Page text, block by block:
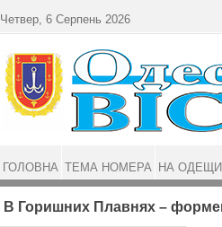
В Горишних Плавнях –
Четвер, 6 Серпень 2026
ГОЛОВНА ТЕМА НОМЕРА НА